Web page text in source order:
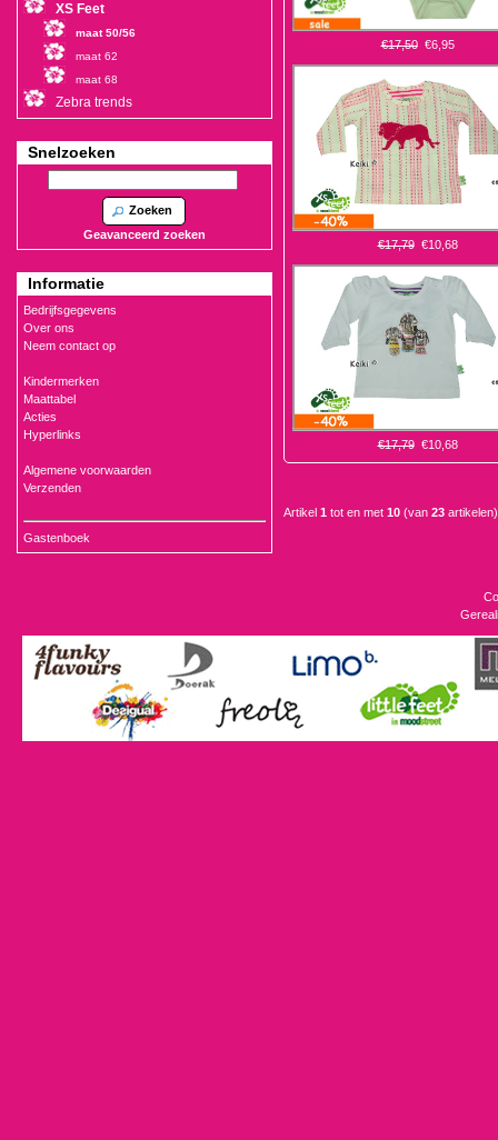
€17,50 €6,95
€17,79 €10,68
€17,79 €10,68
Artikel 1 tot en met 10 (van 23 artikelen)
XS Feet
maat 50/56
maat 62
maat 68
Zebra trends
Snelzoeken
Zoeken
Geavanceerd zoeken
Informatie
Bedrijfsgegevens
Over ons
Neem contact op
Kindermerken
Maattabel
Acties
Hyperlinks
Algemene voorwaarden
Verzenden
Gastenboek